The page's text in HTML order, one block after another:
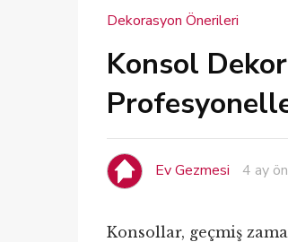
Dekorasyon Önerileri
Konsol
Ev Gezmesi 4 ay
Konsollar, geçmiş